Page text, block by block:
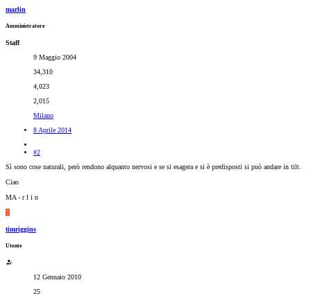
marlin
Amministratore
Staff
9 Maggio 2004
34,310
4,023
2,015
Milano
8 Aprile 2014
#2
Sì sono cose naturali, però rendono alquanto nervosi e se si esagera e si è predisposti si può andare in tilt.
Ciao
MA - r l i n
T
timriggins
Utente
12 Gennaio 2010
25